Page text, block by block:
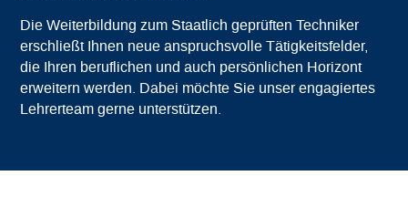
Die Weiterbildung zum Staatlich geprüften Techniker
erschließt Ihnen neue anspruchsvolle Tätigkeitsfelder,
die Ihren beruflichen und auch persönlichen Horizont
erweitern werden. Dabei möchte Sie unser engagiertes
Lehrerteam gerne unterstützen.